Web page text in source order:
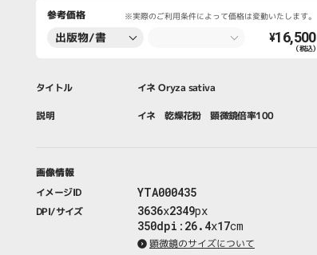
参考価格 ※実際のご利用条件によって価格は変動いたします。
出版物/書
¥16,500
（税込）
タイトル イネ Oryza sativa
説明 イネ 乾燥花粉 顕微鏡倍率100
画像情報
イメージID
YTA000435
DPI/サイズ 3636x2349px
350dpi : 26.4x17cm
顕微鏡のサイズについて